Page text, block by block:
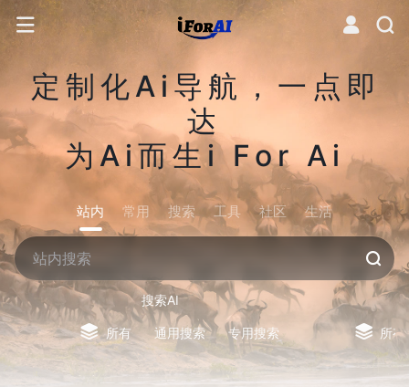
定制化Ai导航，一点即
达
为Ai而生i For Ai
站内 常用 搜索 工具 社区 生活
搜索AI
所有 通用搜索 专用搜索 所有